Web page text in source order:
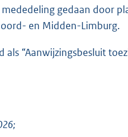
gedaan door
en Midden-Limburg.
“Aanwijzingsbesluit